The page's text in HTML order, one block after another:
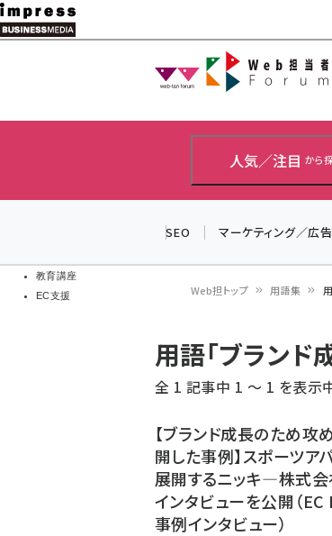
メ
イ
教育講座
EC支援
人気／注目 から
SEO マーケティング／広告
ン
く
ず
Web担トップ 用語集
用語「ブランド
全 1 記事中 1 ～ 1 を表示
【ブランド成長のため攻
開した事例】スポーツア
展開するニッキ―株式
インタビューを公開（
事例インタビュー）